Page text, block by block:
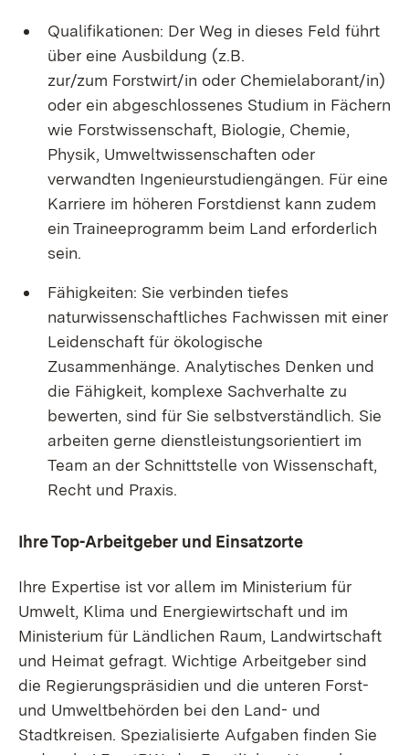
Qualifikationen: Der Weg in dieses Feld führt
über eine Ausbildung (z.B.
zur/zum Forstwirt/in oder Chemielaborant/in)
oder ein abgeschlossenes Studium in Fächern
wie Forstwissenschaft, Biologie, Chemie,
Physik, Umweltwissenschaften oder
verwandten Ingenieurstudiengängen. Für eine
Karriere im höheren Forstdienst kann zudem
ein Traineeprogramm beim Land erforderlich
sein.
Fähigkeiten: Sie verbinden tiefes
naturwissenschaftliches Fachwissen mit einer
Leidenschaft für ökologische
Zusammenhänge. Analytisches Denken und
die Fähigkeit, komplexe Sachverhalte zu
bewerten, sind für Sie selbstverständlich. Sie
arbeiten gerne dienstleistungsorientiert im
Team an der Schnittstelle von Wissenschaft,
Recht und Praxis.
Ihre Top-Arbeitgeber und Einsatzorte
Ihre Expertise ist vor allem im Ministerium für
Umwelt, Klima und Energiewirtschaft und im
Ministerium für Ländlichen Raum, Landwirtschaft
und Heimat gefragt. Wichtige Arbeitgeber sind
die Regierungspräsidien und die unteren Forst-
und Umweltbehörden bei den Land- und
Stadtkreisen. Spezialisierte Aufgaben finden Sie